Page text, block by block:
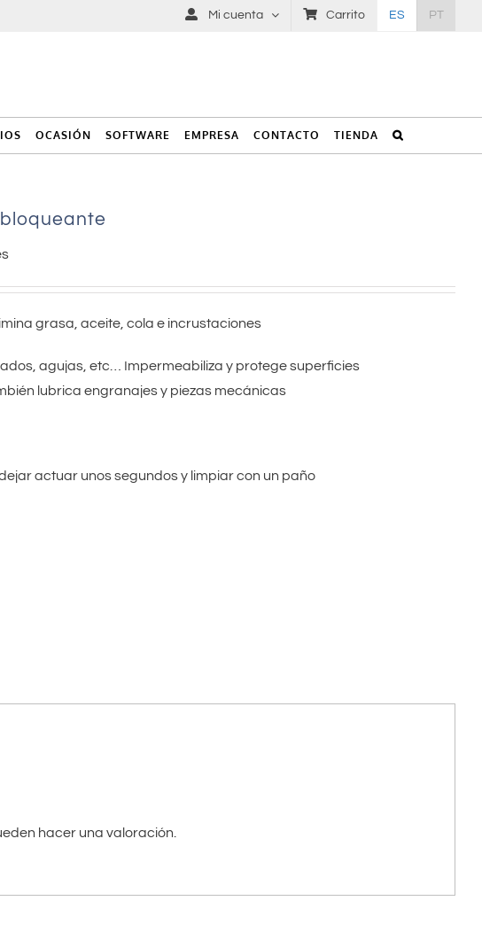
Mi cuenta Carrito ES PT
OCASIÓN SOFTWARE EMPRESA CONTACTO TIENDA
grasa, aceite, cola e incrustaciones
agujas, etc… Impermeabiliza y protege superficies
lubrica engranajes y piezas mecánicas
actuar unos segundos y limpiar con un paño
hacer una valoración.